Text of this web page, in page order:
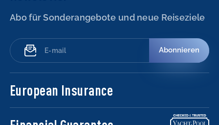
Abo für Sonderangebote und neue Reiseziele
Abonnieren
European Insurance